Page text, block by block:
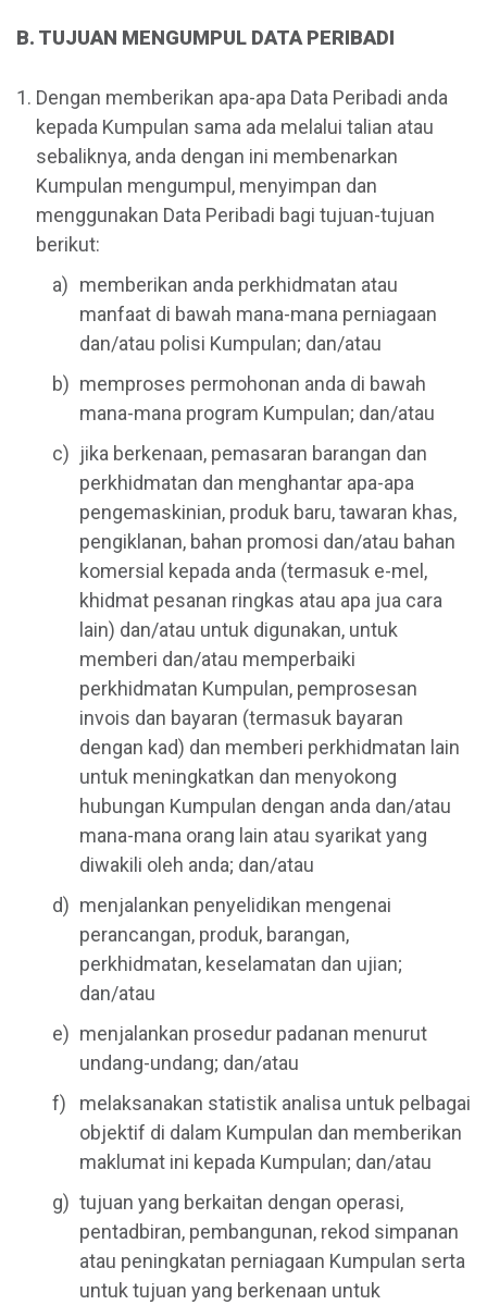
B. TUJUAN MENGUMPUL DATA PERIBADI
Dengan memberikan apa-apa Data Peribadi anda
kepada Kumpulan sama ada melalui talian atau
sebaliknya, anda dengan ini membenarkan
Kumpulan mengumpul, menyimpan dan
menggunakan Data Peribadi bagi tujuan-tujuan
berikut:
memberikan anda perkhidmatan atau
manfaat di bawah mana-mana perniagaan
dan/atau polisi Kumpulan; dan/atau
memproses permohonan anda di bawah
mana-mana program Kumpulan; dan/atau
jika berkenaan, pemasaran barangan dan
perkhidmatan dan menghantar apa-apa
pengemaskinian, produk baru, tawaran khas,
pengiklanan, bahan promosi dan/atau bahan
komersial kepada anda (termasuk e-mel,
khidmat pesanan ringkas atau apa jua cara
lain) dan/atau untuk digunakan, untuk
memberi dan/atau memperbaiki
perkhidmatan Kumpulan, pemprosesan
invois dan bayaran (termasuk bayaran
dengan kad) dan memberi perkhidmatan lain
untuk meningkatkan dan menyokong
hubungan Kumpulan dengan anda dan/atau
mana-mana orang lain atau syarikat yang
diwakili oleh anda; dan/atau
menjalankan penyelidikan mengenai
perancangan, produk, barangan,
perkhidmatan, keselamatan dan ujian;
dan/atau
menjalankan prosedur padanan menurut
undang-undang; dan/atau
melaksanakan statistik analisa untuk pelbagai
objektif di dalam Kumpulan dan memberikan
maklumat ini kepada Kumpulan; dan/atau
tujuan yang berkaitan dengan operasi,
pentadbiran, pembangunan, rekod simpanan
atau peningkatan perniagaan Kumpulan serta
untuk tujuan yang berkenaan untuk